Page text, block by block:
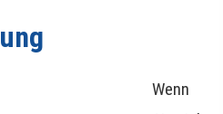
Wenn